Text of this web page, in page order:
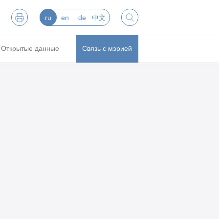
ru en de 中文
Открытые данные Связь с мэрией